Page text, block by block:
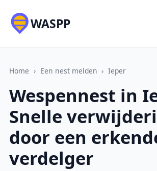
WASPP
Home › Een nest melden › Ieper
Wespennest in
Snelle
door een
verdelger